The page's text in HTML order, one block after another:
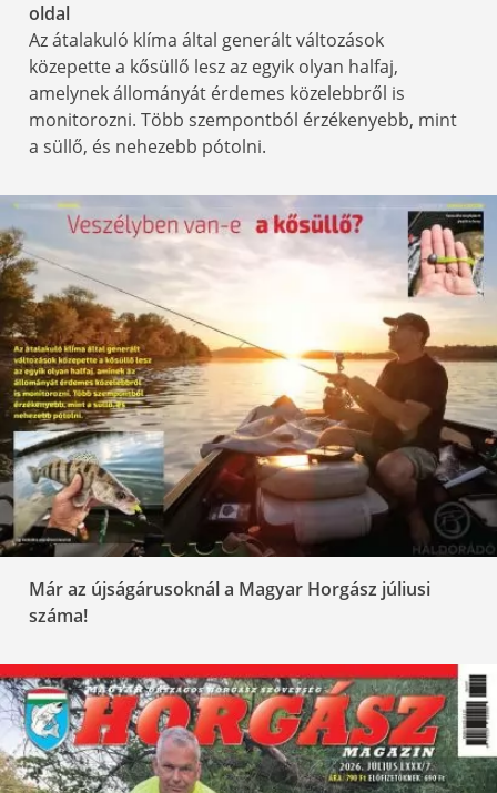
oldal
Az átalakuló klíma által generált változások
közepette a kősüllő lesz az egyik olyan halfaj,
amelynek állományát érdemes közelebbről is
monitorozni. Több szempontból érzékenyebb, mint
a süllő, és nehezebb pótolni.
Már az újságárusoknál a Magyar Horgász júliusi
száma!